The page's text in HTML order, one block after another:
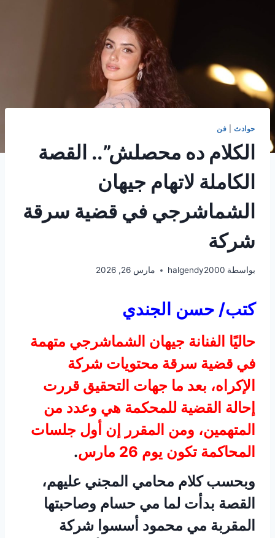
حوادث| فن
الكلام ده محصلش”.. القصة
الكاملة لاتهام جيهان
الشماشرجي في قضية سرقة
شركة
بواسطة halgendy2000 مارس 26, 2026
كتب/ حسن الجندي
حاليًا الفنانة جيهان الشماشرجي متهمة
في قضية سرقة محتويات شركة
الإكراه، بعد ما جهات التحقيق قررت
إحالة القضية للمحكمة هي وعدد من
المتهمين، ومن المقرر إن أول جلسات
المحاكمة تكون يوم 26 مارس
.
وبحسب كلام محامي المجني عليهم،
القصة بدأت لما مي حسام وصاحبتها
المقربة مي محمود أسسوا شركة